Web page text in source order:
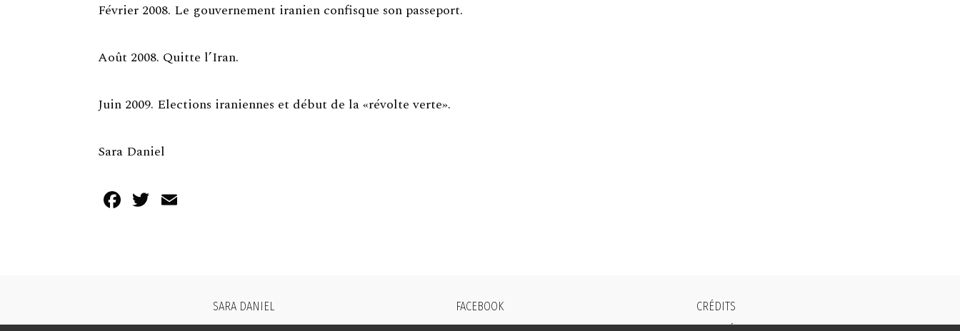
Février 2008. Le gouvernement iranien confisque son passeport.
Août 2008. Quitte l’Iran.
Juin 2009. Elections iraniennes et début de la «révolte verte».
Sara Daniel
Facebook
Twitter
SARA DANIEL FACEBOOK
CRÉDITS